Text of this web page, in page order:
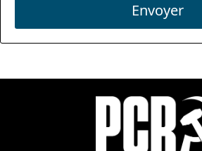
Envoyer